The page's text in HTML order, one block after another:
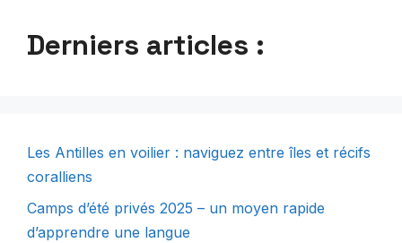
Derniers articles :
Les Antilles en voilier : naviguez entre îles et récifs
coralliens
Camps d’été privés 2025 – un moyen rapide
d’apprendre une langue